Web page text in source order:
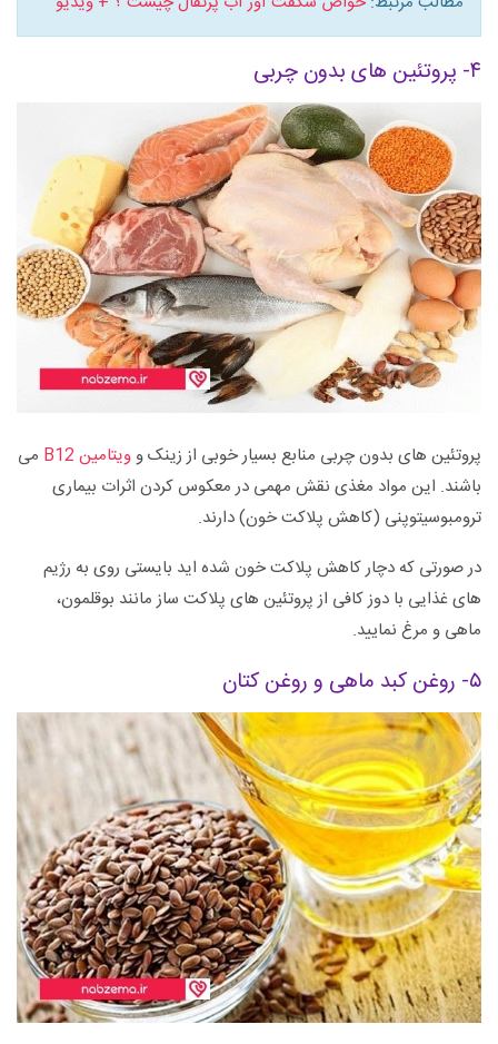
۴- پروتئین های بدون چربی
پروتئین های بدون چربی منابع بسیار خوبی از زینک و ویتامین B12
می
باشند. این مواد مغذی نقش مهمی در معکوس کردن اثرات بیماری
ترومبوسیتوپنی (کاهش پلاکت خون) دارند.
در صورتی که دچار کاهش پلاکت خون شده اید بایستی روی به رژیم
های غذایی با دوز کافی از پروتئین های پلاکت ساز مانند بوقلمون،
ماهی و مرغ نمایید.
۵- روغن کبد ماهی و روغن کتان